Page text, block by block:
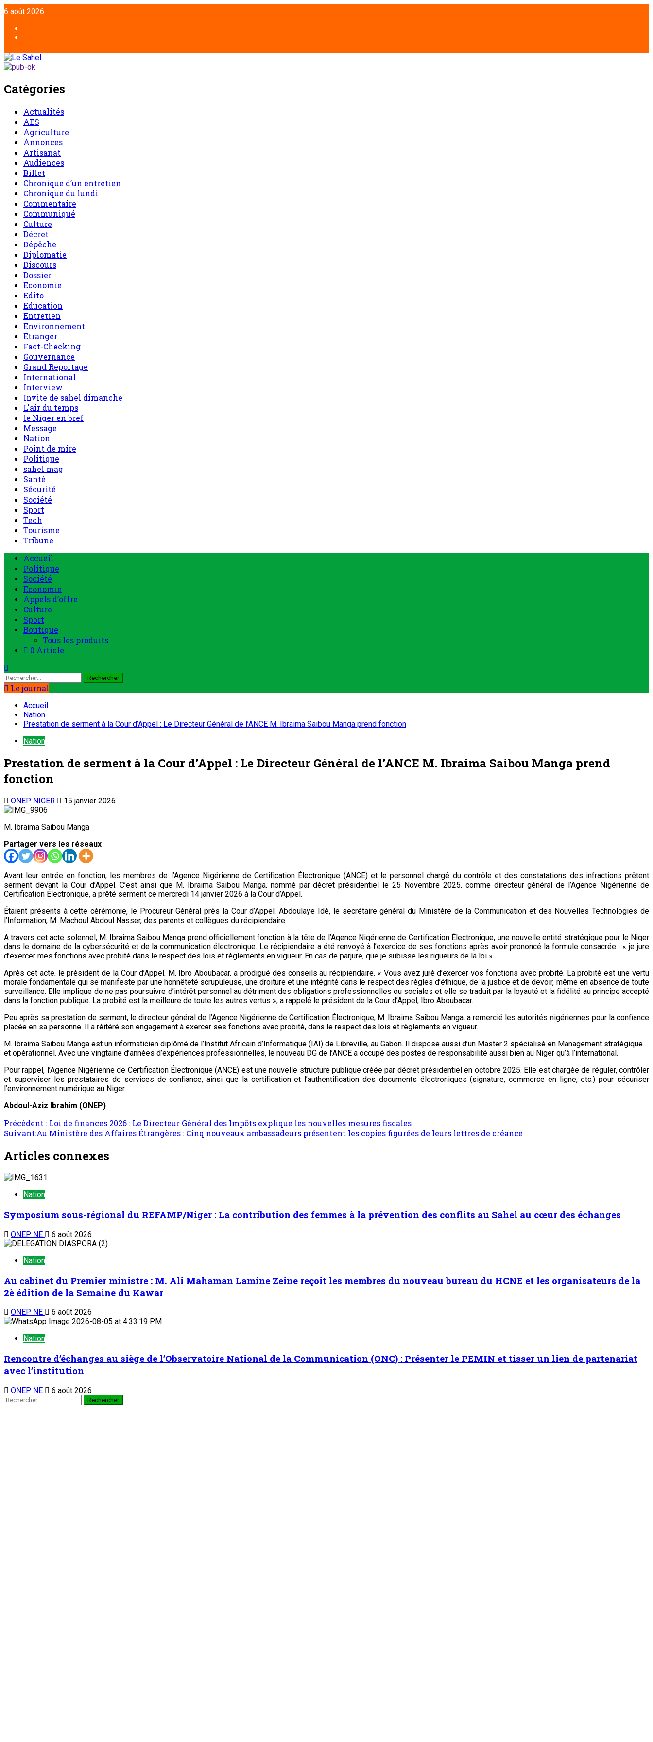
6 août 2026
Catégories
Actualités
AES
Agriculture
Annonces
Artisanat
Audiences
Billet
Chronique d’un entretien
Chronique du lundi
Commentaire
Communiqué
Culture
Décret
Dépêche
Diplomatie
Discours
Dossier
Economie
Edito
Education
Entretien
Environnement
Etranger
Fact-Checking
Gouvernance
Grand Reportage
International
Interview
Invite de sahel dimanche
L'air du temps
le Niger en bref
Message
Nation
Point de mire
Politique
sahel mag
Santé
Sécurité
Société
Sport
Tech
Tourisme
Tribune
Accueil
Politique
Société
Economie
Appels d’offre
Culture
Sport
Boutique
Tous les produits
0 Article
Le journal
Accueil
Nation
Prestation de serment à la Cour d’Appel : Le Directeur Général de l’ANCE M. Ibraima Saibou Manga prend fonction
Nation
Prestation de serment à la Cour d’Appel : Le Directeur Général de l’ANCE M. Ibraima Saibou Manga prend
fonction
ONEP NIGER 15 janvier 2026
M. Ibraima Saibou Manga
Partager vers les réseaux
Avant leur entrée en fonction, les membres de l’Agence Nigérienne de Certification Électronique (ANCE) et le personnel chargé du contrôle et des constatations des infractions prêtent
serment devant la Cour d’Appel. C’est ainsi que M. Ibraima Saibou Manga, nommé par décret présidentiel le 25 Novembre 2025, comme directeur général de l’Agence Nigérienne de
Certification Électronique, a prêté serment ce mercredi 14 janvier 2026 à la Cour d’Appel.
Étaient présents à cette cérémonie, le Procureur Général près la Cour d’Appel, Abdoulaye Idé, le secrétaire général du Ministère de la Communication et des Nouvelles Technologies de
l’Information, M. Machoul Abdoul Nasser, des parents et collègues du récipiendaire.
A travers cet acte solennel, M. Ibraima Saibou Manga prend officiellement fonction à la tête de l’Agence Nigérienne de Certification Électronique, une nouvelle entité stratégique pour le Niger
dans le domaine de la cybersécurité et de la communication électronique. Le récipiendaire a été renvoyé à l’exercice de ses fonctions après avoir prononcé la formule consacrée : « je jure
d’exercer mes fonctions avec probité dans le respect des lois et règlements en vigueur. En cas de parjure, que je subisse les rigueurs de la loi ».
Après cet acte, le président de la Cour d’Appel, M. Ibro Aboubacar, a prodigué des conseils au récipiendaire. « Vous avez juré d’exercer vos fonctions avec probité. La probité est une vertu
morale fondamentale qui se manifeste par une honnêteté scrupuleuse, une droiture et une intégrité dans le respect des règles d’éthique, de la justice et de devoir, même en absence de toute
surveillance. Elle implique de ne pas poursuivre d’intérêt personnel au détriment des obligations professionnelles ou sociales et elle se traduit par la loyauté et la fidélité au principe accepté
dans la fonction publique. La probité est la meilleure de toute les autres vertus », a rappelé le président de la Cour d’Appel, Ibro Aboubacar.
Peu après sa prestation de serment, le directeur général de l’Agence Nigérienne de Certification Électronique, M. Ibraima Saibou Manga, a remercié les autorités nigériennes pour la confiance
placée en sa personne. Il a réitéré son engagement à exercer ses fonctions avec probité, dans le respect des lois et règlements en vigueur.
M. Ibraima Saibou Manga est un informaticien diplômé de l’Institut Africain d’Informatique (IAI) de Libreville, au Gabon. Il dispose aussi d’un Master 2 spécialisé en Management stratégique
et opérationnel. Avec une vingtaine d’années d’expériences professionnelles, le nouveau DG de l’ANCE a occupé des postes de responsabilité aussi bien au Niger qu’à l’international.
Pour rappel, l’Agence Nigérienne de Certification Électronique (ANCE) est une nouvelle structure publique créée par décret présidentiel en octobre 2025. Elle est chargée de réguler, contrôler
et superviser les prestataires de services de confiance, ainsi que la certification et l’authentification des documents électroniques (signature, commerce en ligne, etc.) pour sécuriser
l’environnement numérique au Niger.
Abdoul-Aziz Ibrahim (ONEP)
Précédent : Loi de finances 2026 : Le Directeur Général des Impôts explique les nouvelles mesures fiscales
Suivant:Au Ministère des Affaires Étrangères : Cinq nouveaux ambassadeurs présentent les copies figurées de leurs lettres de créance
Articles connexes
Nation
Symposium sous-régional du REFAMP/Niger : La contribution des femmes à la prévention des conflits au Sahel au cœur des échanges
ONEP NE 6 août 2026
Nation
Au cabinet du Premier ministre : M. Ali Mahaman Lamine Zeine reçoit les membres du nouveau bureau du HCNE et les organisateurs de la
2è édition de la Semaine du Kawar
ONEP NE 6 août 2026
Nation
Rencontre d’échanges au siège de l’Observatoire National de la Communication (ONC) : Présenter le PEMIN et tisser un lien de partenariat
avec l’institution
ONEP NE 6 août 2026